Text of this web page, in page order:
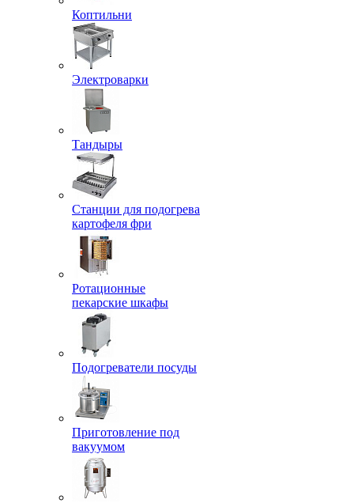
Коптильни
Электроварки
Тандыры
Станции для подогрева
картофеля фри
Ротационные
пекарские шкафы
Подогреватели посуды
Приготовление под
вакуумом